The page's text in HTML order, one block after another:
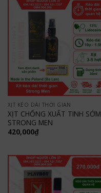
XỊT KÉO DÀI THỜI GIAN
XỊT CHỐNG XUẤT TINH SỚM
STRONG MEN
420,000₫